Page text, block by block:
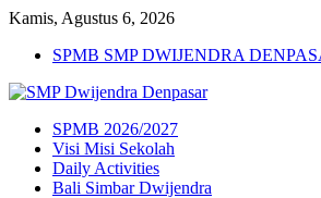
Kamis, Agustus 6, 2026
SPMB SMP DWIJENDRA
SPMB 2026/2027
Visi Misi Sekolah
Daily Activities
Bali Simbar Dwijendra